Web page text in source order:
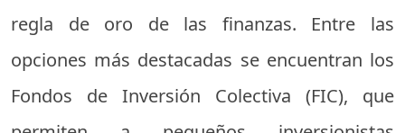
regla de oro de las finanzas. Entre las
opciones más destacadas se encuentran los
Fondos de Inversión Colectiva (FIC), que